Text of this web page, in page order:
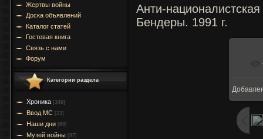
Жертвы войны
Доска объявлений
Каталог статей
Гостевая книга
Связь с нами
Форум
Категории раздела
Хроника [349]
Ввод МC [23]
Наши дни [69]
Музей войны [87]
Анти-
Бендеры. 1991 г.